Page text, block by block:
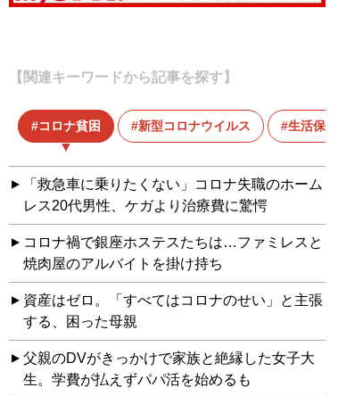
【関連キーワードから記事を探す】
コロナ貧困 新型コロナウイルス 生活保護
「救急車に乗りたくない」コロナ失職のホーム
レス20代男性、ケガより治療費に驚愕
コロナ禍で銀座ホステスたちは…ファミレスと
焼肉屋のアルバイトを掛け持ち
資産はゼロ。「すべてはコロナのせい」と主張
する、困った母親
父親のDVがきっかけで家族と絶縁した女子大
生。学費が払えずパパ活を始めるも